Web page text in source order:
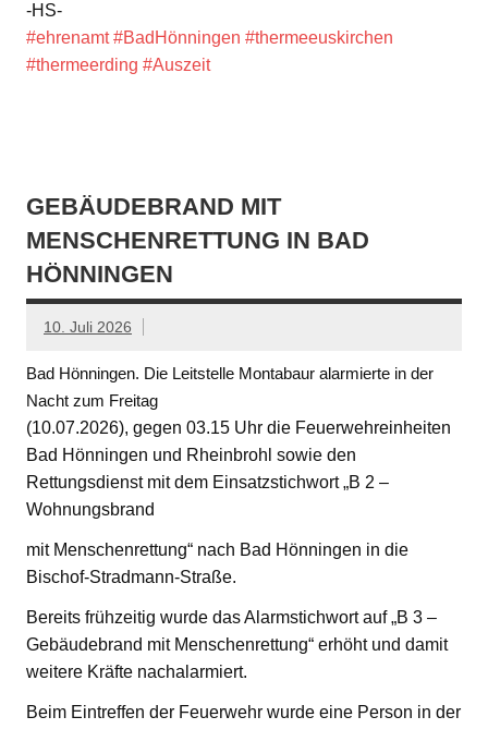
-HS-
#ehrenamt #BadHönningen #thermeeuskirchen
#thermeerding #Auszeit
GEBÄUDEBRAND MIT
MENSCHENRETTUNG IN BAD
HÖNNINGEN
10. Juli 2026
Bad Hönningen. Die Leitstelle Montabaur alarmierte in der
Nacht zum Freitag
(10.07.2026), gegen 03.15 Uhr die Feuerwehreinheiten
Bad Hönningen und Rheinbrohl sowie den
Rettungsdienst mit dem Einsatzstichwort „B 2 –
Wohnungsbrand
mit Menschenrettung“ nach Bad Hönningen in die
Bischof-Stradmann-Straße.
Bereits frühzeitig wurde das Alarmstichwort auf „B 3 –
Gebäudebrand mit Menschenrettung“ erhöht und damit
weitere Kräfte nachalarmiert.
Beim Eintreffen der Feuerwehr wurde eine Person in der